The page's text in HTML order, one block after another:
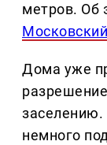
метров. Об
Дома уже
заселению.
немного